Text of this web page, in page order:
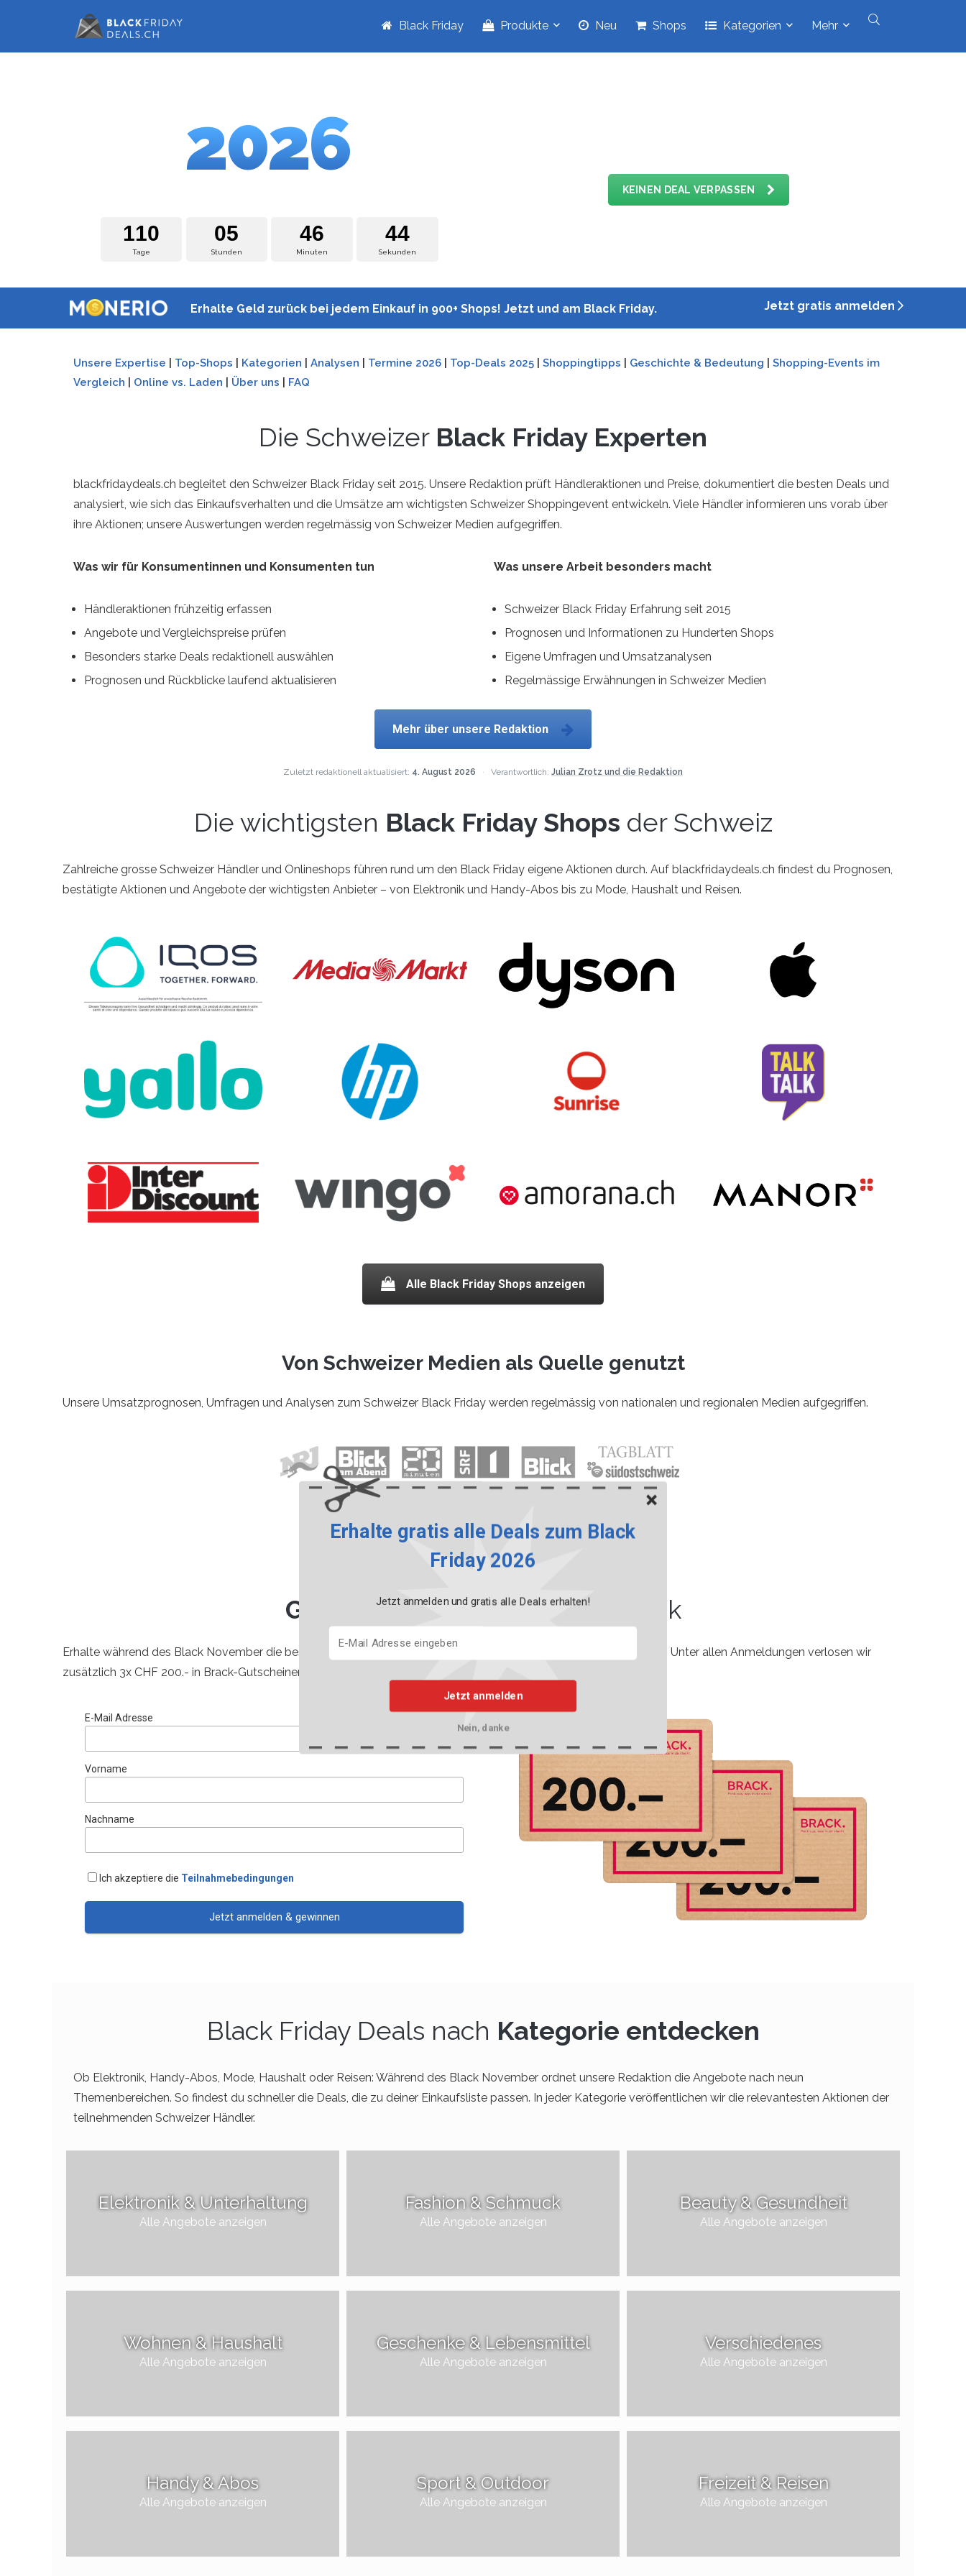
Black Friday Produkte Neu Shops Kategorien Mehr
BLACK FRIDAY
2026
Tage
110
Stunden
05
Minuten
46
Sekunden
43
KEINEN DEAL VERPASSEN
Erhalte Geld zurück bei jedem Einkauf in 900+ Shops! Jetzt und am Black Friday. Jetzt gratis anmelden
Unsere Expertise Top-Shops Kategorien Analysen Termine 2026 Top-Deals 2025 Shoppingtipps Geschichte & Bedeutung
Shopping-Events im
Vergleich
Online vs. Laden Über uns FAQ
Die Schweizer Black Friday Experten
blackfridaydeals.ch begleitet den Schweizer Black Friday seit 2015. Unsere Redaktion prüft Händleraktionen und Preise, dokumentiert die besten Deals und
analysiert, wie sich das Einkaufsverhalten und die Umsätze am wichtigsten Schweizer Shoppingevent entwickeln. Viele Händler informieren uns vorab über
ihre Aktionen; unsere Auswertungen werden regelmässig von Schweizer Medien aufgegriffen.
Was wir für Konsumentinnen und Konsumenten tun
Händleraktionen frühzeitig erfassen
Angebote und Vergleichspreise prüfen
Besonders starke Deals redaktionell auswählen
Prognosen und Rückblicke laufend aktualisieren
Was unsere Arbeit besonders macht
Schweizer Black Friday Erfahrung seit 2015
Prognosen und Informationen zu Hunderten Shops
Eigene Umfragen und Umsatzanalysen
Regelmässige Erwähnungen in Schweizer Medien
Mehr über unsere Redaktion
Zuletzt redaktionell aktualisiert: 4. August 2026 · Verantwortlich: Julian Zrotz und die Redaktion
Die wichtigsten Black Friday Shops der Schweiz
Zahlreiche grosse Schweizer Händler und Onlineshops führen rund um den Black Friday eigene Aktionen durch. Auf blackfridaydeals.ch findest du Prognosen,
bestätigte Aktionen und Angebote der wichtigsten Anbieter – von Elektronik und Handy-Abos bis zu Mode, Haushalt und Reisen.
Alle Black Friday Shops anzeigen
Von Schweizer Medien als Quelle genutzt
Unsere Umsatzprognosen, Umfragen und Analysen zum Schweizer Black Friday werden regelmässig von nationalen und regionalen Medien aufgegriffen.
Zu unseren Medienbeiträgen
Gewinne 3x CHF 200.-von Brack
Erhalte während des Black November die besten von unserer Redaktion ausgewählten Angebote direkt per E-Mail. Unter allen Anmeldungen verlosen wir
zusätzlich 3x CHF 200.- in Brack-Gutscheinen.
E-Mail Adresse
Vorname
Nachname
Ich akzeptiere die Teilnahmebedingungen
Black Friday Deals nach Kategorie entdecken
Ob Elektronik, Handy-Abos, Mode, Haushalt oder Reisen: Während des Black November ordnet unsere Redaktion die Angebote nach neun
Themenbereichen. So findest du schneller die Deals, die zu deiner Einkaufsliste passen. In jeder Kategorie veröffentlichen wir die relevantesten Aktionen der
teilnehmenden Schweizer Händler.
Elektronik & Unterhaltung
Alle Angebote anzeigen
Wohnen & Haushalt
Alle Angebote anzeigen
Handy & Abos
Alle Angebote anzeigen
Fashion & Schmuck
Alle Angebote anzeigen
Geschenke & Lebensmittel
Alle Angebote anzeigen
Sport & Outdoor
Alle Angebote anzeigen
Beauty & Gesundheit
Alle Angebote anzeigen
Verschiedenes
Alle Angebote anzeigen
Freizeit & Reisen
Alle Angebote anzeigen
Jetzt anmelden
Erhalte gratis alle Deals zum Black
Friday 2026
Jetzt anmelden und gratis alle Deals erhalten!
Nein, danke